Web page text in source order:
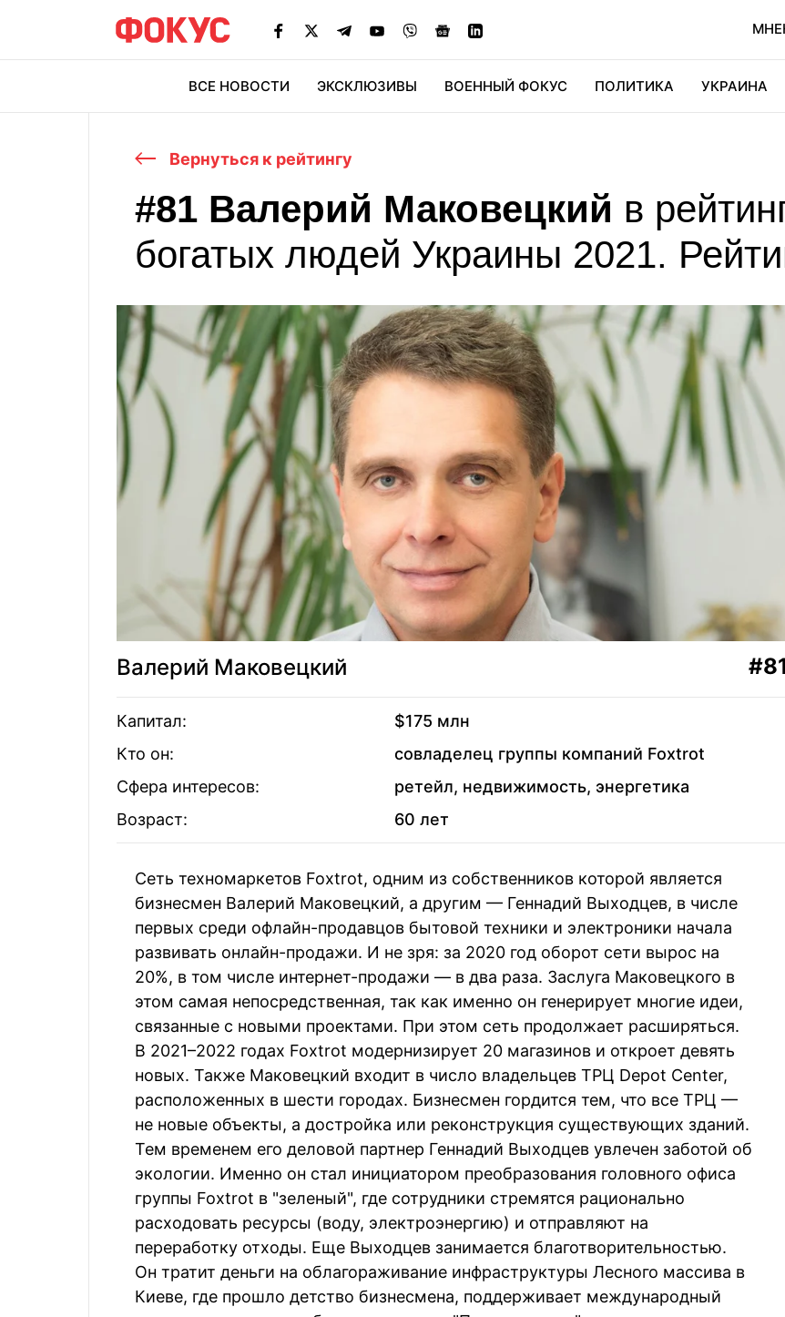
ВСЕ НОВОСТИ ЭКСКЛЮЗИВЫ ВОЕННЫЙ ФОКУС ПОЛИТИКА УКРАИНА
Вернуться к рейтингу
#81 Валерий Маковецкий в
богатых людей Украины 2021.
Валерий Маковецкий #81
Капитал:
$175 млн
Кто он:
совладелец группы компаний Foxtrot
Сфера интересов:
ретейл, недвижимость, энергетика
Возраст:
60 лет
Сеть техномаркетов Foxtrot, одним из собственников которой является
бизнесмен Валерий Маковецкий, а другим — Геннадий Выходцев, в числе
первых среди офлайн-продавцов бытовой техники и электроники начала
развивать онлайн-продажи. И не зря: за 2020 год оборот сети вырос на
20%, в том числе интернет-продажи — в два раза. Заслуга Маковецкого в
этом самая непосредственная, так как именно он генерирует многие идеи,
связанные с новыми проектами. При этом сеть продолжает расширяться.
В 2021–2022 годах Foxtrot модернизирует 20 магазинов и откроет девять
новых. Также Маковецкий входит в число владельцев ТРЦ Depot Center,
расположенных в шести городах. Бизнесмен гордится тем, что все ТРЦ —
не новые объекты, а достройка или реконструкция существующих зданий.
Тем временем его деловой партнер Геннадий Выходцев увлечен заботой об
экологии. Именно он стал инициатором преобразования головного офиса
группы Foxtrot в "зеленый", где сотрудники стремятся рационально
расходовать ресурсы (воду, электроэнергию) и отправляют на
переработку отходы. Еще Выходцев занимается благотворительностью.
Он тратит деньги на облагораживание инфраструктуры Лесного массива в
Киеве, где прошло детство бизнесмена, поддерживает международный
Георгий Скударь
Дмитрий Кравченко
Анатолий Шкрибляк
Олег Сотников
Валерий Киптык
61 Степан Черновецкий
62
Владислав и Ирина
Чечёткины
63 Александр Косован
64 Вячеслав Климов
65
Владимир
Поперешнюк
66 Анатолий Кипиш
Тариэл Васадзе
Сергей и Юлия
Лёвочкины
69 Станислав Ронис
70 Степан Ивахив
71 Аднан Киван
72 Александр Петров
73 Александр Фельдман
74
Андрей Гордиенко
76 Александр Деркач
77
Егор Гребенников
Роман Лунин
80 Владимир Приходько